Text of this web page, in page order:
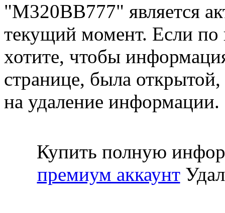
"М320ВВ777" является
текущий момент. Если
хотите, чтобы
странице, была открытой,
на удаление информации.
Купить полную
премиум аккаунт